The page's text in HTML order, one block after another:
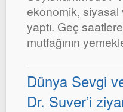
ekonomik, siyasal
yaptı. Geç
mutfağının
Dünya Sevgi
Dr. Suver’i